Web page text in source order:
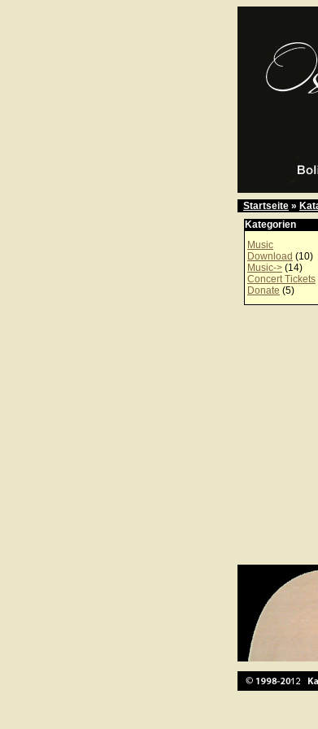
Startseite »
Kategorien
Music
Download (10)
Music-> (14)
Concert Tickets
Donate (5)